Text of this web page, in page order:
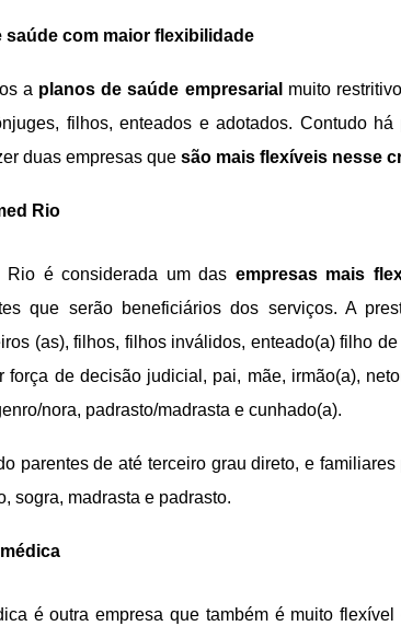
saúde com maior flexibilidade
a planos de saúde empresarial muito
filhos, enteados e adotados. Contudo
duas empresas que são mais flexíveis nesse
Rio
Rio é considerada um das empresas mais
que serão beneficiários dos serviços. A
(as), filhos, filhos inválidos, enteado(a) filho
força de decisão judicial, pai, mãe, irmão(a),
nora, padrasto/madrasta e cunhado(a).
parentes de até terceiro grau direto, e
sogra, madrasta e padrasto.
é outra empresa que também é muito